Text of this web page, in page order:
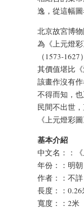
逸，從這幅圖
北京故宮博
為《上元燈
（1573-
其價值堪比
該畫作沒有
不得而知，
民間不出世
《上元燈彩
基本介紹
中文名：：《
年份：：明朝
作者：：不詳
長度：：0.26
寬度：：2米